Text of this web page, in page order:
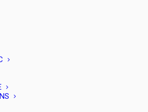
d'intérieur.
conçois leurs lieux
exigence : un espace
une marque comme
signe, comme un
révèle. La cohérence
à la vitrine. »